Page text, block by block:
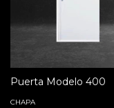
Puerta Modelo 400
CHAPA